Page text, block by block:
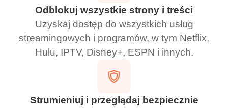
Odblokuj wszystkie strony i treści
Uzyskaj dostęp do wszystkich usług
streamingowych i programów, w tym Netflix,
Hulu, IPTV, Disney+, ESPN i innych.
Strumieniuj i przeglądaj bezpiecznie